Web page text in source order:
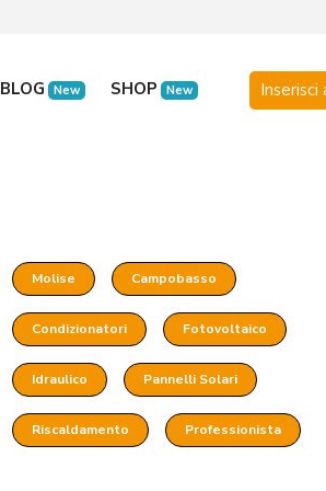
BLOG New SHOP New
Molise Campobasso
Condizionatori Fotovoltaico
Idraulico Pannelli Solari
Riscaldamento Professionista